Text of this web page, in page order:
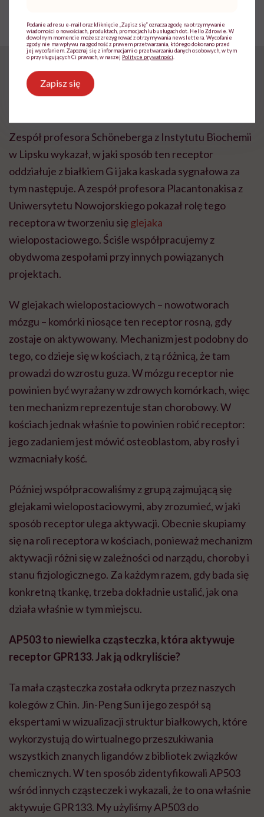
Receptor GPR133 był już znany nauce. Co
konkretnie odkrył pani zespół na jego temat, czego
Zespół profesora Schöneberga z Instytutu Biochemii
w Lipsku wykazał, w jaki sposób ten receptor
oddziałuje z białkiem G i jaka kaskada sygnałowa za
tym następuje. A zespół profesora Placantonakisa z
Uniwersytetu Nowojorskiego pokazał rolę tego
receptora w tworzeniu sięglejaka
wielopostaciowego. Ściśle współpracujemy z
obydwoma zespołami przy innych powiązanych
projektach.
W glejakach wielopostaciowych – nowotworach
mózgu – komórki niosące ten receptor rosną, gdy
zostaje on aktywowany. Mechanizm jest podobny do
tego, co dzieje się w kościach, z tą różnicą, że tam
prowadzi do wzrostu guza. W mózgu receptor nie
powinien być wyrażany w zdrowych komórkach, więc
ten mechanizm reprezentuje stan chorobowy. W
kościach jednak właśnie to powinien robić receptor:
jego zadaniem jest mówić osteoblastom, aby rosły i
wzmacniały kość.
Później współpracowaliśmy z grupą zajmującą się
glejakami wielopostaciowymi, aby zrozumieć, w jaki
sposób receptor ulega aktywacji. Obecnie skupiamy
się na roli receptora w kościach, ponieważ mechanizm
aktywacji różni się w zależności od narządu, choroby i
stanu fizjologicznego. Za każdym razem, gdy bada się
konkretną tkankę, trzeba dokładnie ustalić, jak ona
działa właśnie w tym miejscu.
AP503 to niewielka cząsteczka, która aktywuje
receptor GPR133. Jak ją odkryliście?
Ta mała cząsteczka została odkryta przez naszych
kolegów z Chin. Jin-Peng Sun i jego zespół są
ekspertami w wizualizacji struktur białkowych, które
wykorzystują do wirtualnego przeszukiwania
wszystkich znanych ligandów z bibliotek związków
chemicznych. W ten sposób zidentyfikowali AP503
wśród innych cząsteczek i wykazali, że to ona właśnie
aktywuje GPR133. My użyliśmy AP503 do
Podanie adresu e-mail oraz kliknięcie „Zapisz się” oznacza zgodę na otrzymywanie
wiadomości o nowościach, produktach, promocjach lub usługach dot. Hello Zdrowie. W
dowolnym momencie możesz zrezygnować z otrzymywania newslettera. Wycofanie
zgody nie ma wpływu na zgodność z prawem przetwarzania, którego dokonano przed
jej wycofaniem. Zapoznaj się z informacjami o przetwarzaniu danych osobowych, w tym
o przysługujących Ci prawach, w naszej Polityce prywatności
Zapisz się